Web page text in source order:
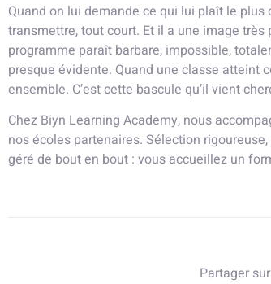
Quand on lui demande ce qui lui plaît le
transmettre, tout court. Et il a une image
programme paraît barbare, impossible,
presque évidente. Quand une classe atteint
ensemble. C’est cette bascule qu’il vient
Chez Biyn Learning Academy, nous
nos écoles partenaires. Sélection
géré de bout en bout : vous accueillez un
Partager